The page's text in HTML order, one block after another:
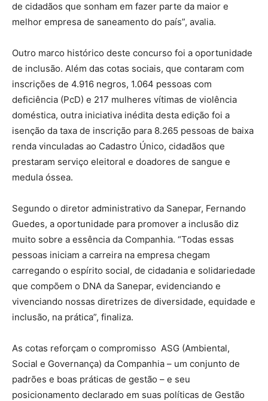
de cidadãos que sonham em fazer parte da maior e
melhor empresa de saneamento do país”, avalia.
Outro marco histórico deste concurso foi a oportunidade
de inclusão. Além das cotas sociais, que contaram com
inscrições de 4.916 negros, 1.064 pessoas com
deficiência (PcD) e 217 mulheres vítimas de violência
doméstica, outra iniciativa inédita desta edição foi a
isenção da taxa de inscrição para 8.265 pessoas de baixa
renda vinculadas ao Cadastro Único, cidadãos que
prestaram serviço eleitoral e doadores de sangue e
medula óssea.
Segundo o diretor administrativo da Sanepar, Fernando
Guedes, a oportunidade para promover a inclusão diz
muito sobre a essência da Companhia. “Todas essas
pessoas iniciam a carreira na empresa chegam
carregando o espírito social, de cidadania e solidariedade
que compõem o DNA da Sanepar, evidenciando e
vivenciando nossas diretrizes de diversidade, equidade e
inclusão, na prática”, finaliza.
As cotas reforçam o compromisso ASG (Ambiental,
Social e Governança) da Companhia – um conjunto de
padrões e boas práticas de gestão – e seu
posicionamento declarado em suas políticas de Gestão